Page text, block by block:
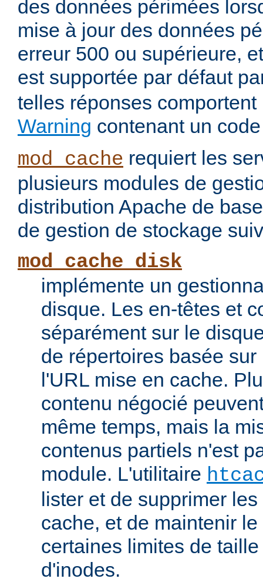
des données périmées
mise à jour des données
erreur 500 ou supérieure,
est supportée par défaut
telles réponses
Warning contenant un
mod_cache requiert les
plusieurs modules de
distribution Apache de
de gestion de stockage
mod_cache_disk
implémente un
disque. Les en-têtes et
séparément sur le
de répertoires basée
l'URL mise en cache.
contenu négocié
même temps, mais la
contenus partiels n'est
module. L'utilitaire
lister et de supprimer
cache, et de maintenir
certaines limites de
d'inodes.